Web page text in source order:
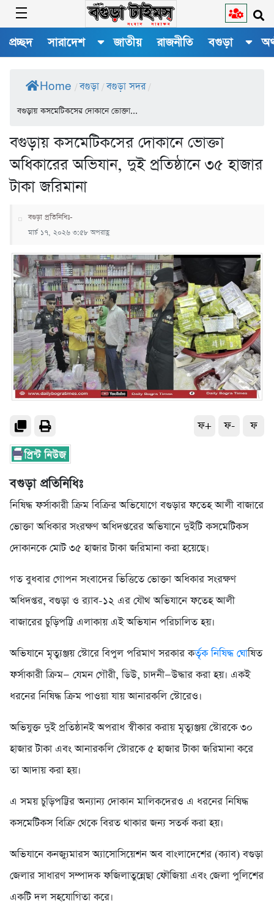
প্রচ্ছদ সারাদেশ জাতীয় রাজনীতি বগুড়া
Home / বগুড়া / বগুড়া সদর /
বগুড়ায় কসমেটিকসের দোকানে ভোক্তা...
বগুড়ায় কসমেটিকসের দোকানে ভোক্তা
অধিকারের অভিযান, দুই প্রতিষ্ঠানে ৩৫ হাজার
টাকা জরিমানা
বগুড়া প্রতিনিধিঃ-
মার্চ ১৭, ২০২৬ ৩:৫৮ অপরাহ্ণ
ফ+ ফ- ফ
বগুড়া প্রতিনিধিঃ
নিষিদ্ধ ফর্সাকারী ক্রিম বিক্রির অভিযোগে বগুড়ার ফতেহ আলী বাজারে
ভোক্তা অধিকার সংরক্ষণ অধিদপ্তরের অভিযানে দুইটি কসমেটিকস
দোকানকে মোট ৩৫ হাজার টাকা জরিমানা করা হয়েছে।
গত বুধবার গোপন সংবাদের ভিত্তিতে ভোক্তা অধিকার সংরক্ষণ
অধিদপ্তর, বগুড়া ও র‍্যাব-১২ এর যৌথ অভিযানে ফতেহ আলী
বাজারের চুড়িপট্টি এলাকায় এই অভিযান পরিচালিত হয়।
অভিযানে মৃত্যুঞ্জয় স্টোরে বিপুল পরিমাণ সরকার কর্তৃক নিষিদ্ধ ঘোষিত
ফর্সাকারী ক্রিম— যেমন গৌরী, ডিউ, চাদনী—উদ্ধার করা হয়। একই
ধরনের নিষিদ্ধ ক্রিম পাওয়া যায় আনারকলি স্টোরেও।
অভিযুক্ত দুই প্রতিষ্ঠানই অপরাধ স্বীকার করায় মৃত্যুঞ্জয় স্টোরকে ৩০
হাজার টাকা এবং আনারকলি স্টোরকে ৫ হাজার টাকা জরিমানা করে
তা আদায় করা হয়।
এ সময় চুড়িপট্টির অন্যান্য দোকান মালিকদেরও এ ধরনের নিষিদ্ধ
কসমেটিকস বিক্রি থেকে বিরত থাকার জন্য সতর্ক করা হয়।
অভিযানে কনজ্যুমারস অ্যাসোসিয়েশন অব বাংলাদেশের (ক্যাব) বগুড়া
জেলার সাধারণ সম্পাদক ফজিলাতুন্নেছা ফৌজিয়া এবং জেলা পুলিশের
একটি দল সহযোগিতা করে।